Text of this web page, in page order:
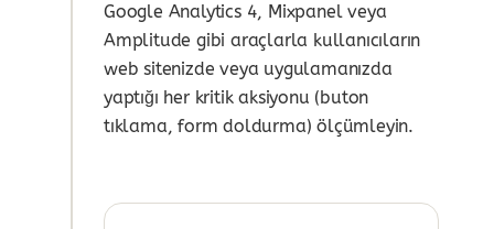
Google Analytics 4, Mixpanel veya
Amplitude gibi araçlarla kullanıcıların
web sitenizde veya uygulamanızda
yaptığı her kritik aksiyonu (buton
tıklama, form doldurma) ölçümleyin.